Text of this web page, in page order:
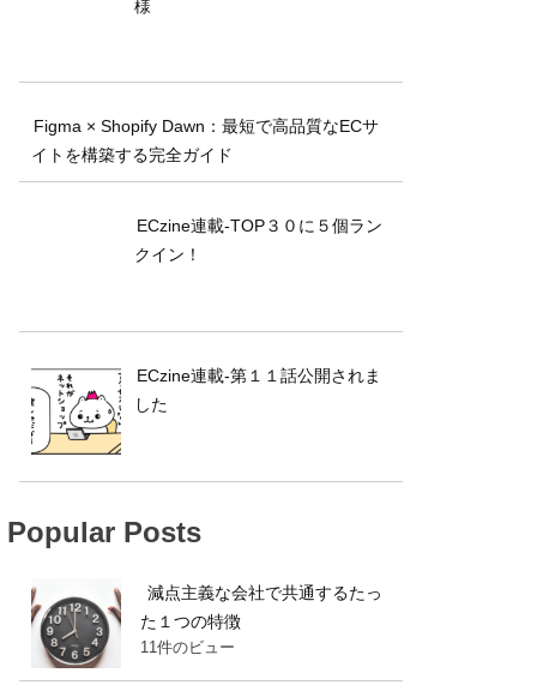
様
Figma × Shopify Dawn：最短で高品質なECサ
イトを構築する完全ガイド
ECzine連載-TOP３０に５個ラン
クイン！
ECzine連載-第１１話公開されま
した
Popular Posts
減点主義な会社で共通するたっ
た１つの特徴
11件のビュー